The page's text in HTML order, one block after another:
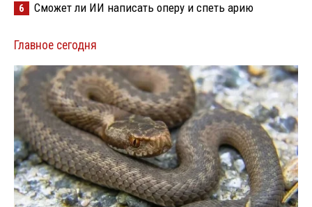
6 Сможет ли ИИ написать оперу и спеть арию
Главное сегодня